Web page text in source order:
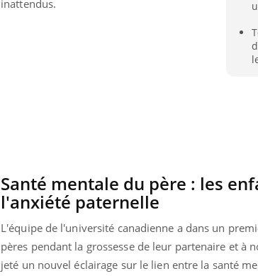
inattendus.
Santé mentale du père : les
l'anxiété paternelle
L'équipe de l'université canadienne a dans un
pères pendant la grossesse de leur partenaire et à
jeté un nouvel éclairage sur le lien entre la santé